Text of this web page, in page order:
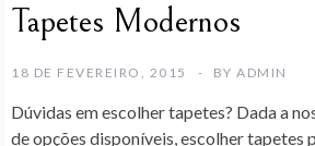
Tapetes Modernos
18 DE FEVEREIRO, 2015 BY ADMIN
Dúvidas em escolher tapetes? Dada a
de opções disponíveis, escolher tapetes